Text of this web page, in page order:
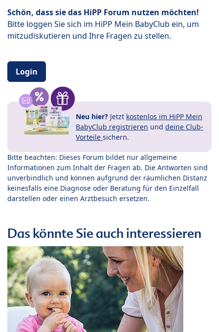
Schön, dass sie das HiPP Forum nutzen möchten!
Bitte loggen Sie sich im HiPP Mein BabyClub ein, um
mitzudiskutieren und Ihre Fragen zu stellen.
Login
Neu hier? Jetzt kostenlos im HiPP Mein
BabyClub registrieren und deine Club-
Vorteile sichern.
Bitte beachten: Dieses Forum bildet nur allgemeine
Informationen zum Inhalt der Fragen ab. Die Antworten sind
unverbindlich und können aufgrund der räumlichen Distanz
keinesfalls eine Diagnose oder Beratung für den Einzelfall
darstellen oder einen Arztbesuch ersetzen.
Das könnte Sie auch interessieren